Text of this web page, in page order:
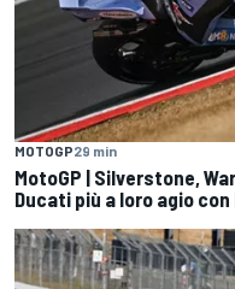
MOTOGP29 min
MotoGP | Silverstone,
Ducati più a loro agio con